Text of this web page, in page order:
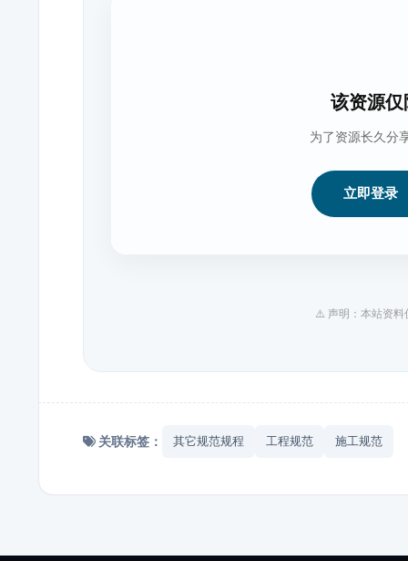
该资源
为了资源长久分
立即登录
⚠️ 声明：本站资料
关联标签： 其它规范规程 工程规范 施工规范